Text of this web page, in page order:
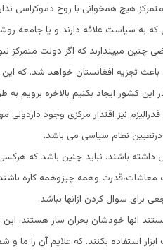
هیچ همخوانی با روح دموکراسی
به سیاست علاقه دارند و یا جامعه
چنین میپندارند که اگر دولت متمرکز
تجزیه افغانستان خواهد شد. که
کشور ایجاد بکنیم بالاخره برویم
نیز اقتدار مرکزی وجود
نظام سیاسی می باشد.
باشند. نباید چنین باشد که
معاشات،قدرت وهمه چیزوهمه کاره
برای سوال کردن ازانها نباشد.
انها خودشان بحران ساز هستند. این
استفاده بکنند. که علایم آن را ما و